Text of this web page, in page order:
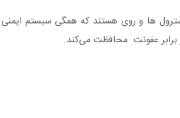
ها و روی هستند که همگی سیستم
برابر عفونت محافظت می‌کند.